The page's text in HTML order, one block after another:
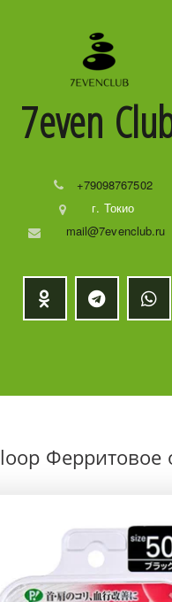
7even
+79098767502
г. Токио
mail@7evenclub.ru
Ферритовое